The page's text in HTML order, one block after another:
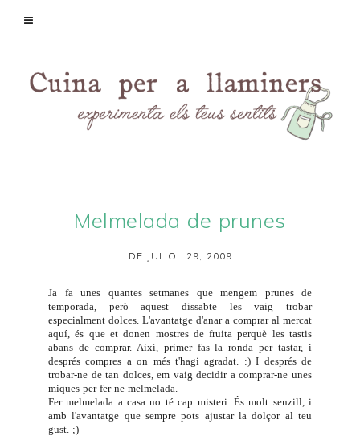
Melmelada de prunes
DE JULIOL 29, 2009
Ja fa unes quantes setmanes que mengem prunes de
temporada, però aquest dissabte les vaig trobar
especialment dolces. L'avantatge d'anar a comprar al mercat
aquí, és que et donen mostres de fruita perquè les tastis
abans de comprar. Així, primer fas la ronda per tastar, i
després compres a on més t'hagi agradat. :) I després de
trobar-ne de tan dolces, em vaig decidir a comprar-ne unes
miques per fer-ne melmelada.
Fer melmelada a casa no té cap misteri. És molt senzill, i
amb l'avantatge que sempre pots ajustar la dolçor al teu
gust. ;)